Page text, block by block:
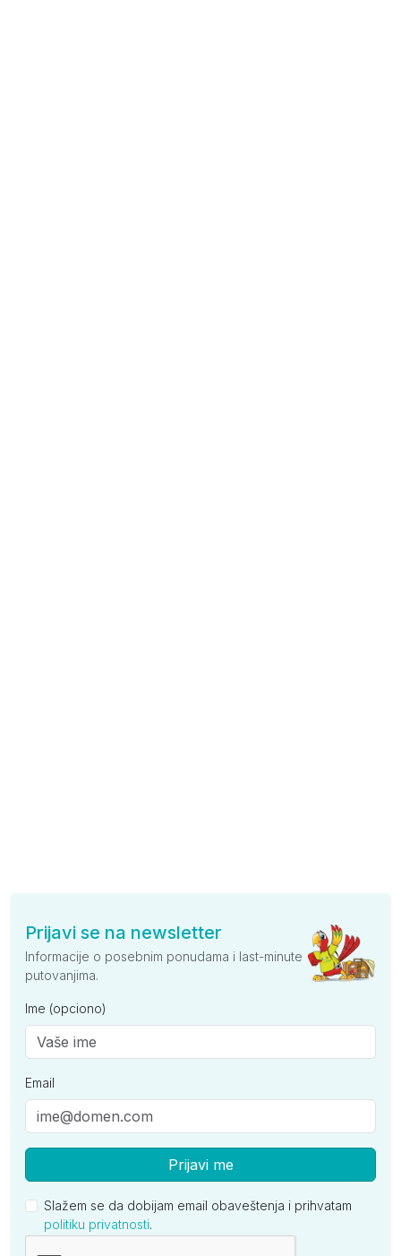
Prijavi se na newsletter
Informacije o posebnim ponudama i last-minute
putovanjima.
Ime (opciono)
Email
Prijavi me
Slažem se da dobijam email obaveštenja i prihvatam
politiku privatnosti.